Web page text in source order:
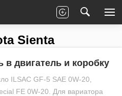
Sienta
Sienta
в двигатель и коробку
ILSAC GF-5 SAE 0W-20,
FE 0W-20. Для вариатора